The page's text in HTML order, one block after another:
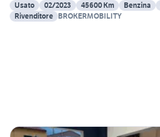
Usato
02/2023 45600 Km Benzina
Rivenditore BROKERMOBILITY